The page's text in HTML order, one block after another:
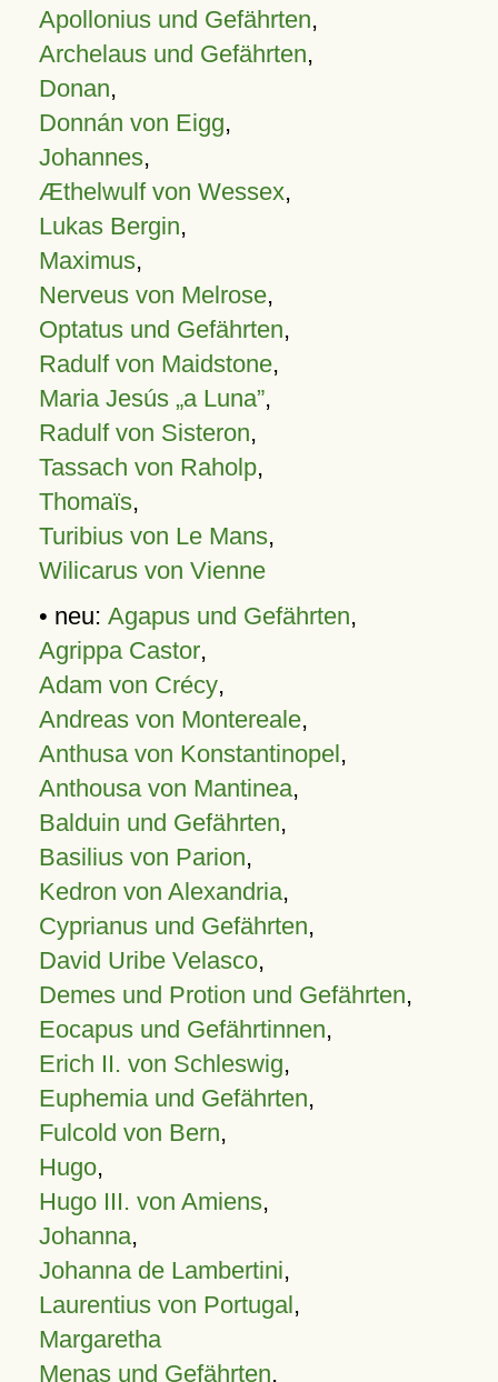
Apollonius und Gefährten,
Archelaus und Gefährten,
Donan,
Donnán von Eigg,
Johannes,
Æthelwulf von Wessex,
Lukas Bergin,
Maximus,
Nerveus von Melrose,
Optatus und Gefährten,
Radulf von Maidstone,
Maria Jesús „a Luna”,
Radulf von Sisteron,
Tassach von Raholp,
Thomaïs,
Turibius von Le Mans,
Wilicarus von Vienne
• neu: Agapus und Gefährten,
Agrippa Castor,
Adam von Crécy,
Andreas von Montereale,
Anthusa von Konstantinopel,
Anthousa von Mantinea,
Balduin und Gefährten,
Basilius von Parion,
Kedron von Alexandria,
Cyprianus und Gefährten,
David Uribe Velasco,
Demes und Protion und Gefährten,
Eocapus und Gefährtinnen,
Erich II. von Schleswig,
Euphemia und Gefährten,
Fulcold von Bern,
Hugo,
Hugo III. von Amiens,
Johanna,
Johanna de Lambertini,
Laurentius von Portugal,
Margaretha
Menas und Gefährten,